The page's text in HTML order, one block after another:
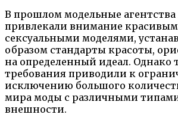
В прошлом модельные
привлекали внимание
сексуальными моделями,
образом стандарты красоты,
на определенный идеал. Однако
требования приводили к
исключению большого
мира моды с различными
внешности.